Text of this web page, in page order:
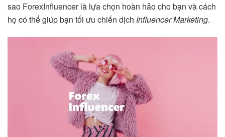
sao ForexInfluencer là lựa chọn hoàn hảo cho bạn và cách
họ có thể giúp bạn tối ưu chiến dịch Influencer Marketing.